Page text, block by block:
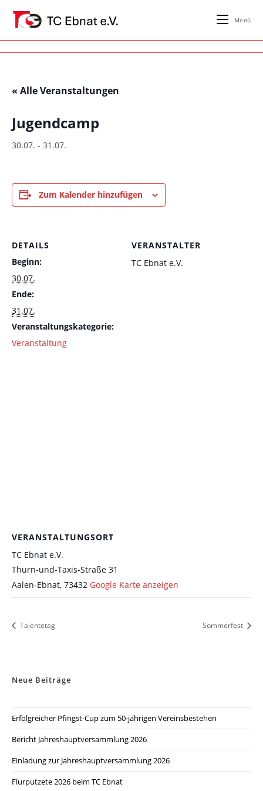
Inhalt
Menü
« Alle Veranstaltungen
Jugendcamp
30.07. - 31.07.
Zum Kalender hinzufügen
DETAILS
Beginn:
30.07.
Ende:
31.07.
Veranstaltungskategorie:
Veranstaltung
VERANSTALTER
TC Ebnat e.V.
VERANSTALTUNGSORT
TC Ebnat e.V.
Thurn-und-Taxis-Straße 31
Aalen-Ebnat, 73432 Google Karte anzeigen
Talentetag Sommerfest
Neue Beiträge
Erfolgreicher Pfingst-Cup zum 50-jährigen Vereinsbestehen
Bericht Jahreshauptversammlung 2026
Einladung zur Jahreshauptversammlung 2026
Flurputzete 2026 beim TC Ebnat